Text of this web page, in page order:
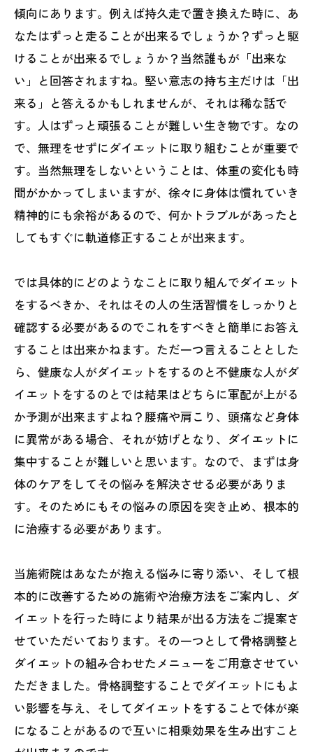
傾向にあります。例えば持久走で置き換えた時に、あ
なたはずっと走ることが出来るでしょうか？ずっと駆
けることが出来るでしょうか？当然誰もが「出来な
い」と回答されますね。堅い意志の持ち主だけは「出
来る」と答えるかもしれませんが、それは稀な話で
す。人はずっと頑張ることが難しい生き物です。なの
で、無理をせずにダイエットに取り組むことが重要で
す。当然無理をしないということは、体重の変化も時
間がかかってしまいますが、徐々に身体は慣れていき
精神的にも余裕があるので、何かトラブルがあったと
してもすぐに軌道修正することが出来ます。
では具体的にどのようなことに取り組んでダイエット
をするべきか、それはその人の生活習慣をしっかりと
確認する必要があるのでこれをすべきと簡単にお答え
することは出来かねます。ただ一つ言えることとした
ら、健康な人がダイエットをするのと不健康な人がダ
イエットをするのとでは結果はどちらに軍配が上がる
か予測が出来ますよね？腰痛や肩こり、頭痛など身体
に異常がある場合、それが妨げとなり、ダイエットに
集中することが難しいと思います。なので、まずは身
体のケアをしてその悩みを解決させる必要がありま
す。そのためにもその悩みの原因を突き止め、根本的
に治療する必要があります。
当施術院はあなたが抱える悩みに寄り添い、そして根
本的に改善するための施術や治療方法をご案内し、ダ
イエットを行った時により結果が出る方法をご提案さ
せていただいております。その一つとして骨格調整と
ダイエットの組み合わせたメニューをご用意させてい
ただきました。骨格調整することでダイエットにもよ
い影響を与え、そしてダイエットをすることで体が楽
になることがあるので互いに相乗効果を生み出すこと